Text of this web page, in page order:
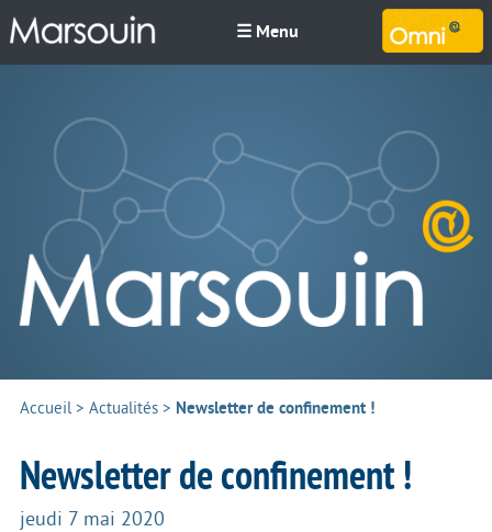
☰ Menu
Accueil> Actualités > Newsletter de confinement !
Newsletter de confinement !
jeudi 7 mai 2020